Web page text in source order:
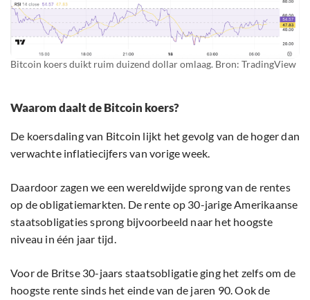
Bitcoin koers duikt ruim duizend dollar omlaag. Bron: TradingView
Waarom daalt de Bitcoin koers?
De koersdaling van Bitcoin lijkt het gevolg van de hoger dan
verwachte inflatiecijfers van vorige week.
Daardoor zagen we een wereldwijde sprong van de rentes
op de obligatiemarkten. De rente op 30-jarige Amerikaanse
staatsobligaties sprong bijvoorbeeld naar het hoogste
niveau in één jaar tijd.
Voor de Britse 30-jaars staatsobligatie ging het zelfs om de
hoogste rente sinds het einde van de jaren 90. Ook de